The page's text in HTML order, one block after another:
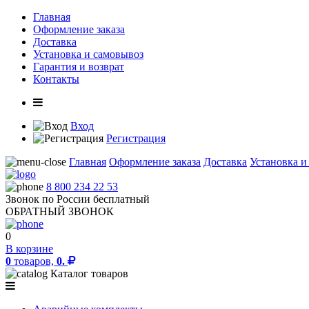
Главная
Оформление заказа
Доставка
Установка и самовывоз
Гарантия и возврат
Контакты
Вход
Регистрация
Главная Оформление заказа Доставка Установка
8 800 234 22 53
Звонок по России бесплатный
ОБРАТНЫЙ ЗВОНОК
0
В корзине
0 товаров, 0.
Каталог товаров